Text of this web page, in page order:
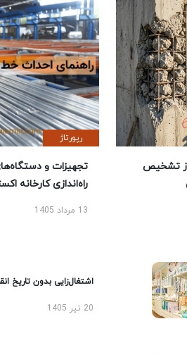
تشخیص
رپورتاژ
تجهیزات و دستگاه‌های
راه‌اندازی کارخانه
13 مرداد 1405
اشتغال‌زایی بدون تاریخ
20 تیر 1405